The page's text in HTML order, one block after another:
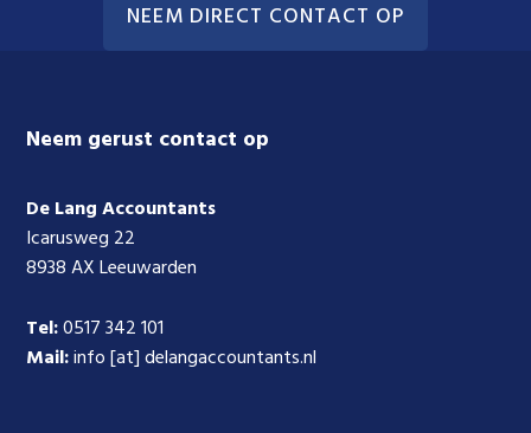
NEEM DIRECT CONTACT OP
Footer
Neem gerust contact op
De Lang Accountants
Icarusweg 22
8938 AX Leeuwarden
Tel:0517 342 101
Mail:info [at] delangaccountants.nl